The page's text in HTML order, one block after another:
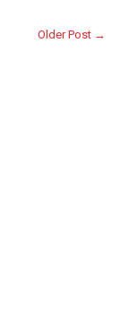
Older Post →